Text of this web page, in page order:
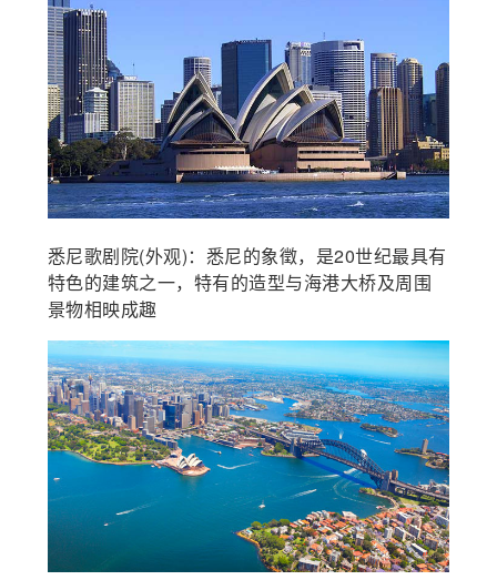
悉尼歌剧院(外观)：悉尼的象徵，是20世纪最具有
特色的建筑之一，特有的造型与海港大桥及周围
景物相映成趣